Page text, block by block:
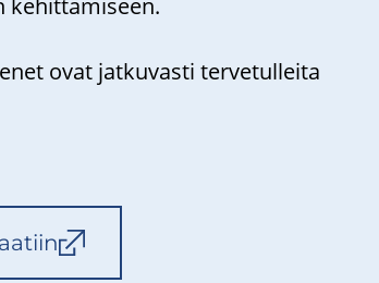
ovat jat­ku­vas­ti ter­ve­tul­lei­ta